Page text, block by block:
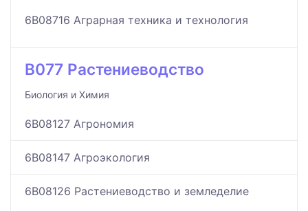
6B08716 Аграрная техника и технология
B077 Растениеводство
Биология и Химия
6B08127 Агрономия
6B08147 Агроэкология
6B08126 Растениеводство и земледелие